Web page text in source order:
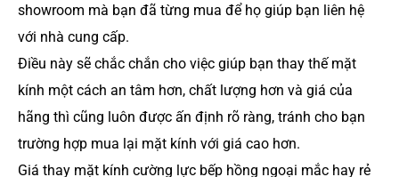
showroom mà bạn đã từng mua để họ giúp bạn liên hệ
với nhà cung cấp.
Điều này sẽ chắc chắn cho việc giúp bạn thay thế mặt
kính một cách an tâm hơn, chất lượng hơn và giá của
hãng thì cũng luôn được ấn định rõ ràng, tránh cho bạn
trường hợp mua lại mặt kính với giá cao hơn.
Giá thay mặt kính cường lực bếp hồng ngoại mắc hay rẻ